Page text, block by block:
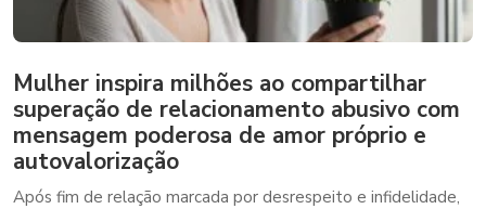
Mulher inspira milhões ao compartilhar
superação de relacionamento abusivo com
mensagem poderosa de amor próprio e
autovalorização
Após fim de relação marcada por desrespeito e infidelidade,